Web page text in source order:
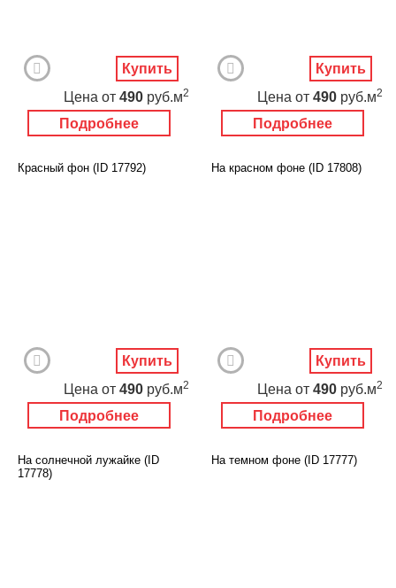
Подробнее
Цена от 490 руб.м2
Купить
Подробнее
Цена от 490 руб.м2
Купить
Красный фон (ID 17792)
Подробнее
Цена от 490 руб.м2
Купить
На красном фоне (ID 17808)
Подробнее
Цена от 490 руб.м2
Купить
На солнечной лужайке (ID
17778)
На темном фоне (ID 17777)